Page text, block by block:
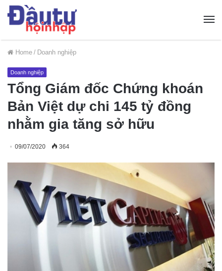
Home / Doanh nghiệp
Doanh nghiệp
Tổng Giám đốc Chứng khoán
Bản Việt dự chi 145 tỷ đồng
nhằm gia tăng sở hữu
09/07/2020 364